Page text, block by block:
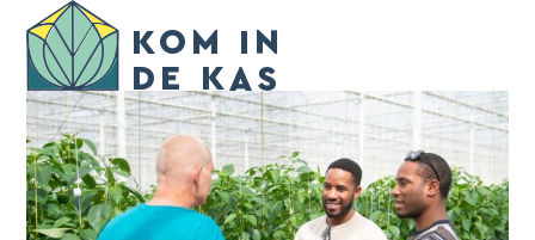
content
Open
mobile
menu
Close
mobile
menu